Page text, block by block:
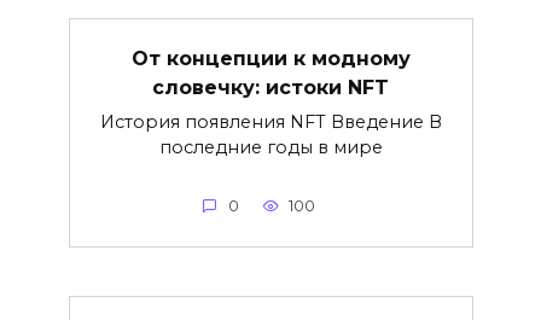
От концепции к модному
словечку: истоки NFT
История появления NFT Введение В
последние годы в мире
0 100